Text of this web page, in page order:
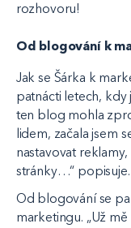
rozhovoru!
Od blogování k
Jak se Šárka k
patnácti letech, kdy
ten blog mohla
lidem, začala jsem
nastavovat
stránky…“ popisuje.
Od blogování se
marketingu. „Už